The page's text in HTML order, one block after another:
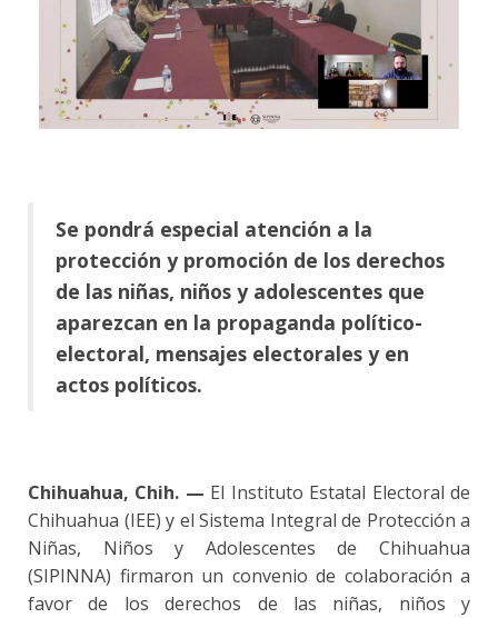
Se pondrá especial atención a la
protección y promoción de los derechos
de las niñas, niños y adolescentes que
aparezcan en la propaganda político-
electoral, mensajes electorales y en
actos políticos.
Chihuahua, Chih. — El Instituto Estatal Electoral de
Chihuahua (IEE) y el Sistema Integral de Protección a
Niñas, Niños y Adolescentes de Chihuahua
(SIPINNA) firmaron un convenio de colaboración a
favor de los derechos de las niñas, niños y